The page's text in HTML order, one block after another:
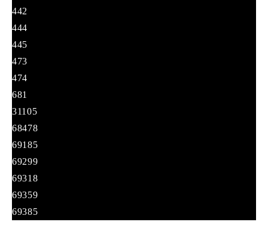
442
444
445
473
474
681
31105
68478
69185
69299
69318
69359
69385